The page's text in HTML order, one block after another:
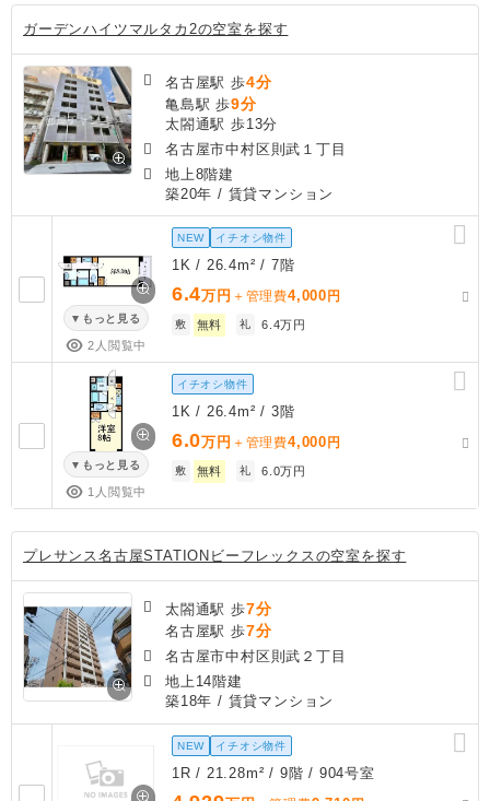
ガーデンハイツマルタカ2の空室を探す
名古屋駅 歩4分
亀島駅 歩9分
太閤通駅 歩13分
名古屋市中村区則武１丁目
地上8階建
築20年 / 賃貸マンション
もっと見る
2人閲覧中
NEW イチオシ物件
1K / 26.4m² / 7階
6.4万円 ＋管理費4,000 円
敷 無料 礼 6.4万円
もっと見る
1人閲覧中
イチオシ物件
1K / 26.4m² / 3階
6.0万円 ＋管理費4,000 円
敷 無料 礼 6.0万円
プレサンス名古屋STATIONビーフレックスの空室を探す
太閤通駅 歩7分
名古屋駅 歩7分
名古屋市中村区則武２丁目
地上14階建
築18年 / 賃貸マンション
NEW イチオシ物件
1R / 21.28m² / 9階 / 904号室